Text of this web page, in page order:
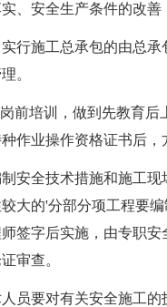
、安全生产条件的改善
施工总承包的由总承
。
培训，做到先教育后
作业操作资格证书后，
全技术措施和施工现
大的'分部分项工程要
签字后实施，由专职
审查。
要对有关安全施工的